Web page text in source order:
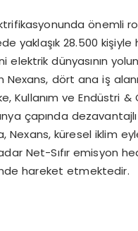
önemli
yaklaşık 28.500
elektrik dünyasının
Nexans, dört ana iş
Kullanım ve Endüstri
çapında
Nexans, küresel iklim
Net-Sıfır emisyon
hareket etmektedir.